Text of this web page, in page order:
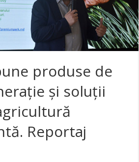
produse de
și soluții
Reportaj